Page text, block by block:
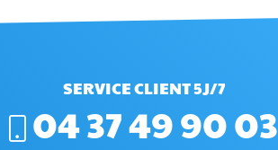
SERVICE CLIENT 5J/7
04 37 49 90 03